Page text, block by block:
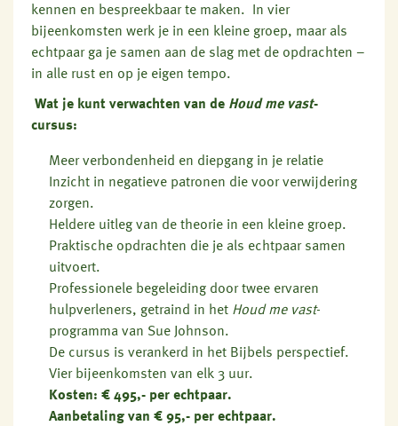
kennen en bespreekbaar te maken. In vier
bijeenkomsten werk je in een kleine groep, maar als
echtpaar ga je samen aan de slag met de opdrachten –
in alle rust en op je eigen tempo.
Wat je kunt verwachten van de Houd me vast-
cursus:
Meer verbondenheid en diepgang in je relatie
Inzicht in negatieve patronen die voor verwijdering
zorgen.
Heldere uitleg van de theorie in een kleine groep.
Praktische opdrachten die je als echtpaar samen
uitvoert.
Professionele begeleiding door twee ervaren
hulpverleners, getraind in het Houd me vast-
programma van Sue Johnson.
De cursus is verankerd in het Bijbels perspectief.
Vier bijeenkomsten van elk 3 uur.
Kosten: € 495,- per echtpaar.
Aanbetaling van € 95,- per echtpaar.